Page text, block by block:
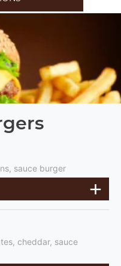
sauce burger
cheddar, sauce